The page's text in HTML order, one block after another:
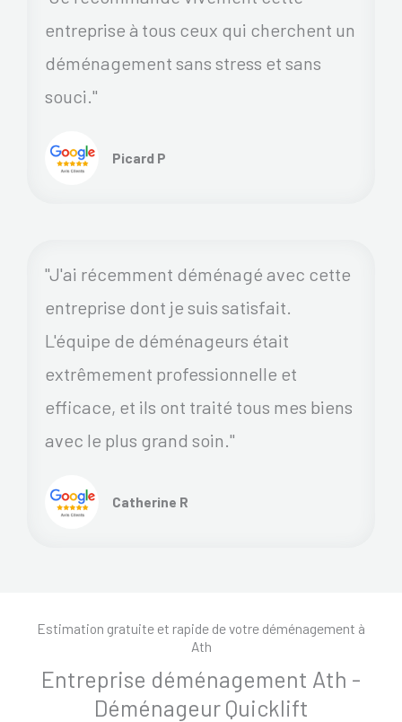
entreprise à tous ceux qui cherchent un
déménagement sans stress et sans
souci."
Picard P
"J'ai récemment déménagé avec cette
entreprise dont je suis satisfait.
L'équipe de déménageurs était
extrêmement professionnelle et
efficace, et ils ont traité tous mes biens
avec le plus grand soin."
Catherine R
Estimation gratuite et rapide de votre déménagement à
Ath
Entreprise déménagement Ath -
Déménageur Quicklift